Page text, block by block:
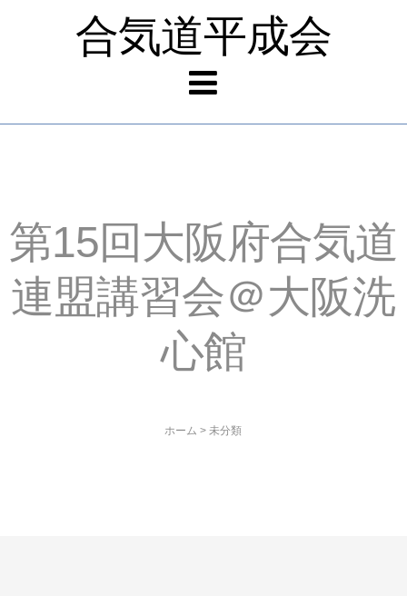
合気道平成会
第15回大阪府合気道
連盟講習会＠大阪洗
心館
ホーム >未分類